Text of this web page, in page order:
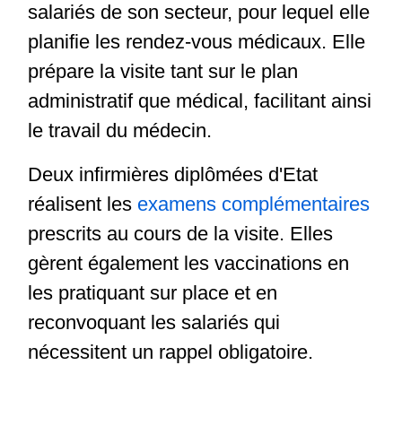
salariés de son secteur, pour lequel elle
planifie les rendez-vous médicaux. Elle
prépare la visite tant sur le plan
administratif que médical, facilitant ainsi
le travail du médecin.
Deux infirmières diplômées d'Etat
réalisent les examens complémentaires
prescrits au cours de la visite. Elles
gèrent également les vaccinations en
les pratiquant sur place et en
reconvoquant les salariés qui
nécessitent un rappel obligatoire.